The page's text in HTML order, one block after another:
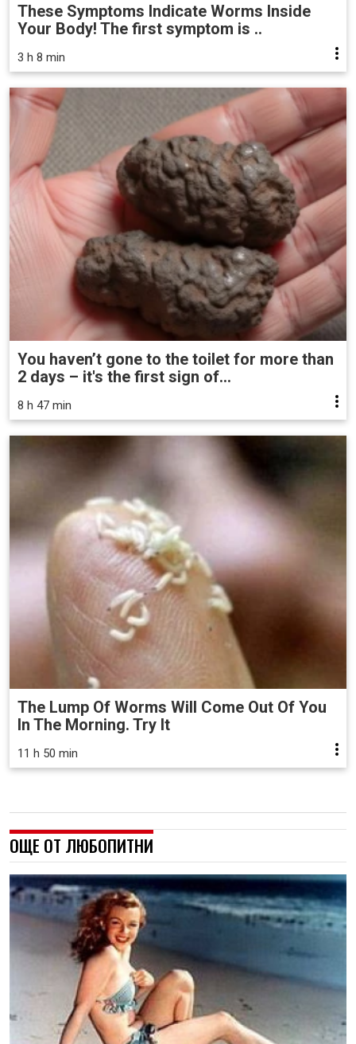
These Symptoms Indicate Worms Inside
Your Body! The first symptom is ..
3 h 8 min
You haven’t gone to the toilet for more than
2 days – it's the first sign of...
8 h 47 min
The Lump Of Worms Will Come Out Of You
In The Morning. Try It
11 h 50 min
ОЩЕ ОТ ЛЮБОПИТНИ